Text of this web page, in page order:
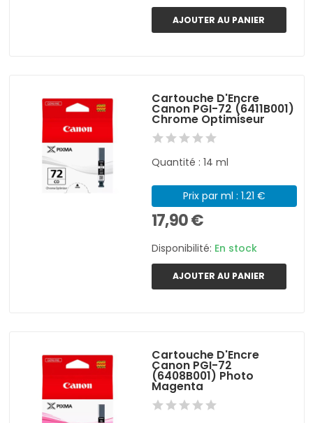
AJOUTER AU PANIER
Cartouche D'Encre
Canon PGI-72 (6411B001)
Chrome Optimiseur
Quantité : 14 ml
Prix par ml : 1.21 €
17,90 €
Disponibilité: En stock
AJOUTER AU PANIER
Cartouche D'Encre
Canon PGI-72
(6408B001) Photo
Magenta